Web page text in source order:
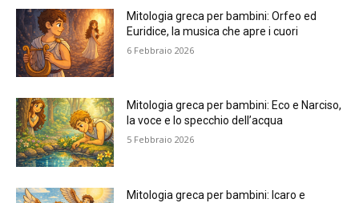
Mitologia greca per bambini: Orfeo ed
Euridice, la musica che apre i cuori
6 Febbraio 2026
Mitologia greca per bambini: Eco e Narciso,
la voce e lo specchio dell’acqua
5 Febbraio 2026
Mitologia greca per bambini: Icaro e